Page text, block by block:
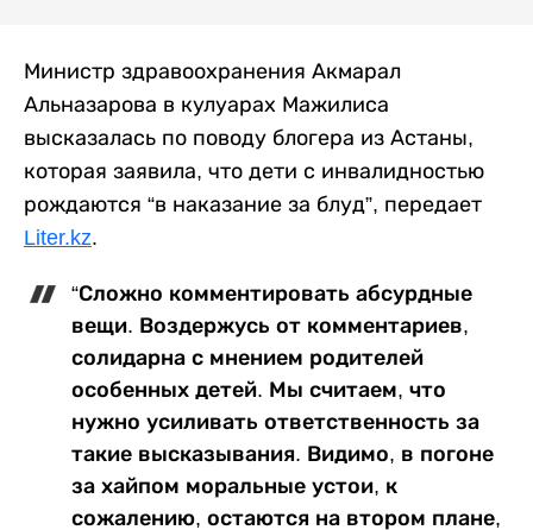
Министр здравоохранения Акмарал
Альназарова в кулуарах Мажилиса
высказалась по поводу блогера из Астаны,
которая заявила, что дети с инвалидностью
рождаются “в наказание за блуд”, передает
Liter.kz.
“Сложно комментировать абсурдные
вещи. Воздержусь от комментариев,
солидарна с мнением родителей
особенных детей. Мы считаем, что
нужно усиливать ответственность за
такие высказывания. Видимо, в погоне
за хайпом моральные устои, к
сожалению, остаются на втором плане,